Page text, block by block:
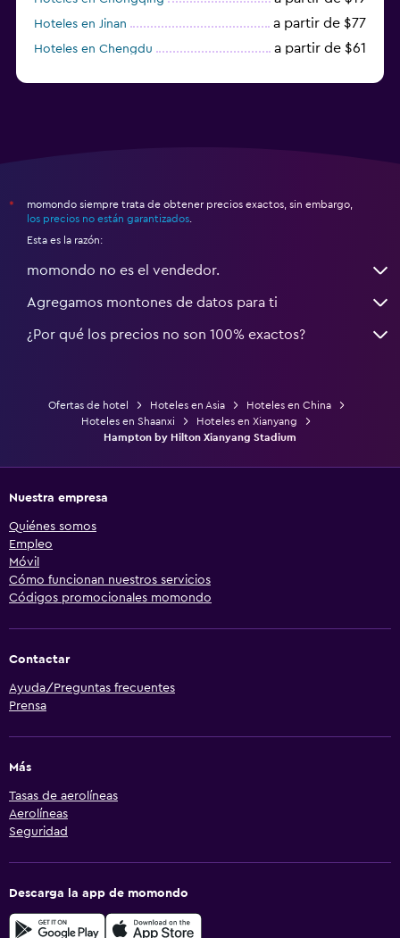
Hoteles en Jinan a partir de $77
Hoteles en Chengdu a partir de $61
*
momondo siempre trata de obtener precios exactos, sin embargo,
los precios no están garantizados
Esta es la razón:
momondo no es el vendedor.
Agregamos montones de datos para ti
¿Por qué los precios no son 100% exactos?
Ofertas de hotel Hoteles en Asia
Hoteles en China
Hoteles en Shaanxi
Hoteles en Xianyang
Hampton by Hilton Xianyang Stadium
Nuestra empresa
Quiénes somos
Empleo
Móvil
Cómo funcionan nuestros servicios
Códigos promocionales momondo
Contactar
Ayuda/Preguntas frecuentes
Prensa
Más
Tasas de aerolíneas
Aerolíneas
Seguridad
Descarga la app de momondo